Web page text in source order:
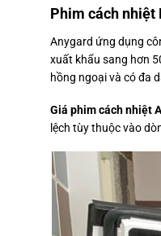
Phim cách nhiệt
Anygard ứng dụng
xuất khẩu sang hơn
hồng ngoại và có đa
Giá phim cách nhiệt
lệch tùy thuộc vào